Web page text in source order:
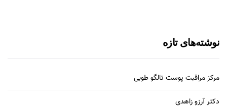
نوشته‌های تازه
مرکز مراقبت پوست تالگو طوبی
دکتر آرزو زاهدی